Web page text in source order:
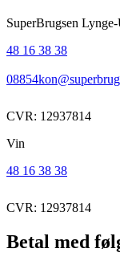
SuperBrugsen
48 16 38 38
CVR: 12937814
Vin
48 16 38 38
CVR: 12937814
Betal med